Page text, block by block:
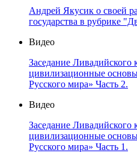
Андрей Якусик о своей
государства в рубрике
Видео
Заседание Ливадийского
цивилизационные
Русского мира» Часть 2.
Видео
Заседание Ливадийского
цивилизационные
Русского мира» Часть 1.